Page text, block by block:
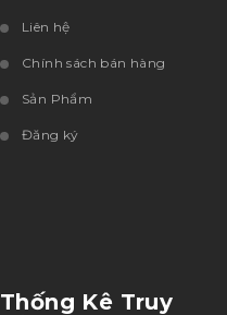
Liên hệ
Chính sách bán hàng
Sản Phẩm
Đăng ký
Thống Kê Truy